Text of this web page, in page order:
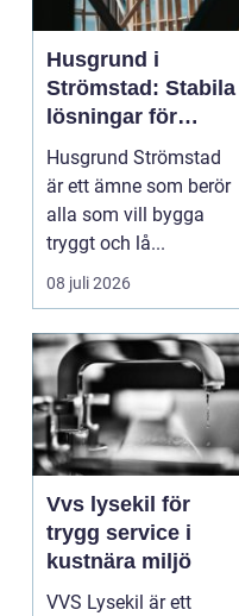
Husgrund i
Strömstad: Stabila
lösningar för
boende vid kusten
Husgrund Strömstad
är ett ämne som berör
alla som vill bygga
tryggt och lå...
08 juli 2026
Vvs lysekil för
trygg service i
kustnära miljö
VVS Lysekil är ett